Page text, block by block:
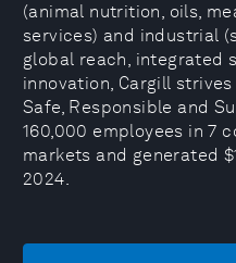
(animal nutrition, oils,
services) and industrial
global reach, integrated
innovation, Cargill
Safe, Responsible and
160,000 employees in 7
markets and generated
2024.